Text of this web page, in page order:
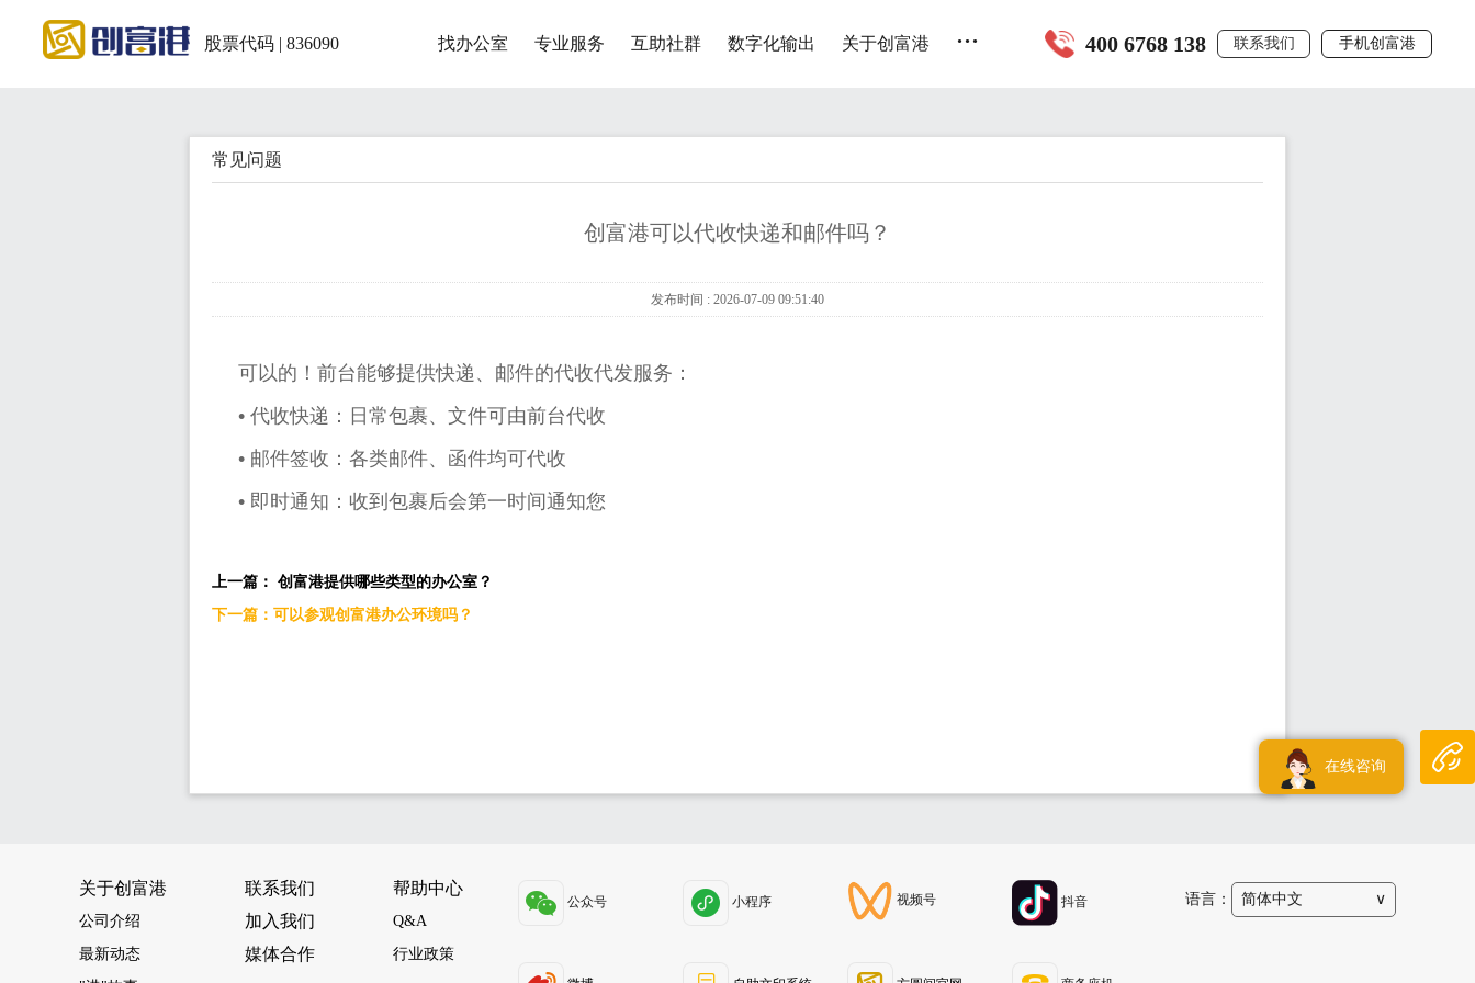
股票代码 | 836090 找办公室 专业服务 互助社群 数字化输出 关于创富港 ... 400 6768 138 联系我们 手机创富港
常见问题
创富港可以代收快递和邮件吗？
发布时间 : 2026-07-09 09:51:40
可以的！前台能够提供快递、邮件的代收代发服务：
• 代收快递：日常包裹、文件可由前台代收
• 邮件签收：各类邮件、函件均可代收
• 即时通知：收到包裹后会第一时间通知您
上一篇： 创富港提供哪些类型的办公室？
下一篇：可以参观创富港办公环境吗？
关于创富港
公司介绍
最新动态
联系我们
加入我们
媒体合作
帮助中心
Q&A
行业政策
公众号 小程序 视频号 抖音 语言： 简体中文 ∨
在线咨询